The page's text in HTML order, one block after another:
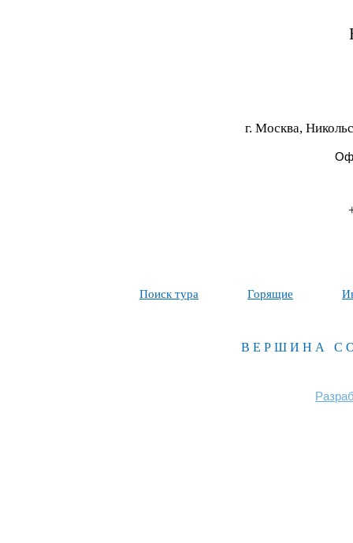
г. Москва,
Поиск тура Горящие
ВЕРШИНА